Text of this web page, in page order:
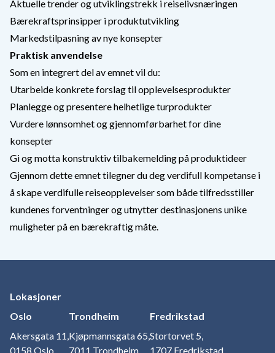
Aktuelle trender og utviklingstrekk i reiselivsnæringen
Bærekraftsprinsipper i produktutvikling
Markedstilpasning av nye konsepter
Praktisk anvendelse
Som en integrert del av emnet vil du:
Utarbeide konkrete forslag til opplevelsesprodukter
Planlegge og presentere helhetlige turprodukter
Vurdere lønnsomhet og gjennomførbarhet for dine
konsepter
Gi og motta konstruktiv tilbakemelding på produktideer
Gjennom dette emnet tilegner du deg verdifull kompetanse i
å skape verdifulle reiseopplevelser som både tilfredsstiller
kundenes forventninger og utnytter destinasjonens unike
muligheter på en bærekraftig måte.
Lokasjoner
Oslo
Akersgata 11,
0158 Oslo
Trondheim
Kjøpmannsgata 65,
7011 Trondheim
Fredrikstad
Stortorvet 5,
1707 Fredrikstad